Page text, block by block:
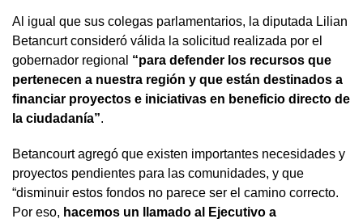
Al igual que sus colegas parlamentarios, la diputada Lilian
Betancurt consideró válida la solicitud realizada por el
gobernador regional “para defender los recursos que
pertenecen a nuestra región y que están destinados a
financiar proyectos e iniciativas en beneficio directo de
la ciudadanía”.
Betancourt agregó que existen importantes necesidades y
proyectos pendientes para las comunidades, y que
“disminuir estos fondos no parece ser el camino correcto.
Por eso, hacemos un llamado al Ejecutivo a